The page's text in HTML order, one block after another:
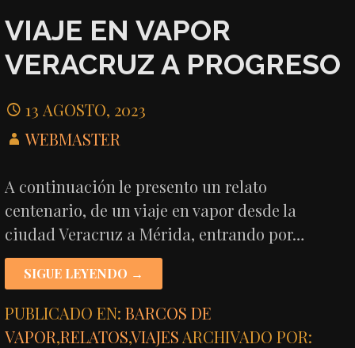
VIAJE EN VAPOR
VERACRUZ A PROGRESO
13 AGOSTO, 2023
WEBMASTER
A continuación le presento un relato
centenario, de un viaje en vapor desde la
ciudad Veracruz a Mérida, entrando por…
SIGUE LEYENDO →
PUBLICADO EN:BARCOS DE
VAPOR,RELATOS,VIAJES ARCHIVADO POR: